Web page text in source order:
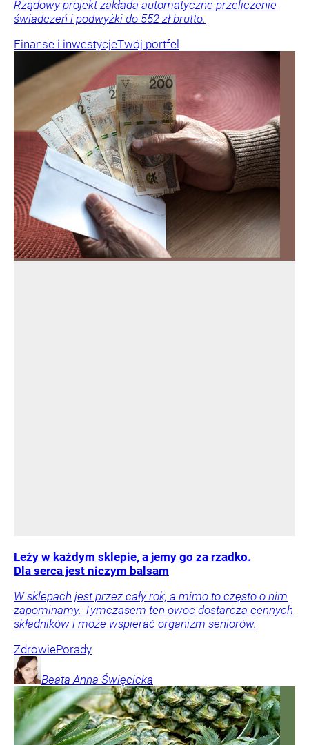
Rządowy projekt zakłada automatyczne przeliczenie
świadczeń i podwyżki do 552 zł brutto.
Finanse i inwestycjeTwój portfel
Leży w każdym sklepie, a jemy go za rzadko.
Dla serca jest niczym balsam
W sklepach jest przez cały rok, a mimo to często o nim
zapominamy. Tymczasem ten owoc dostarcza cennych
składników i może wspierać organizm seniorów.
ZdrowiePorady
Beata Anna Święcicka